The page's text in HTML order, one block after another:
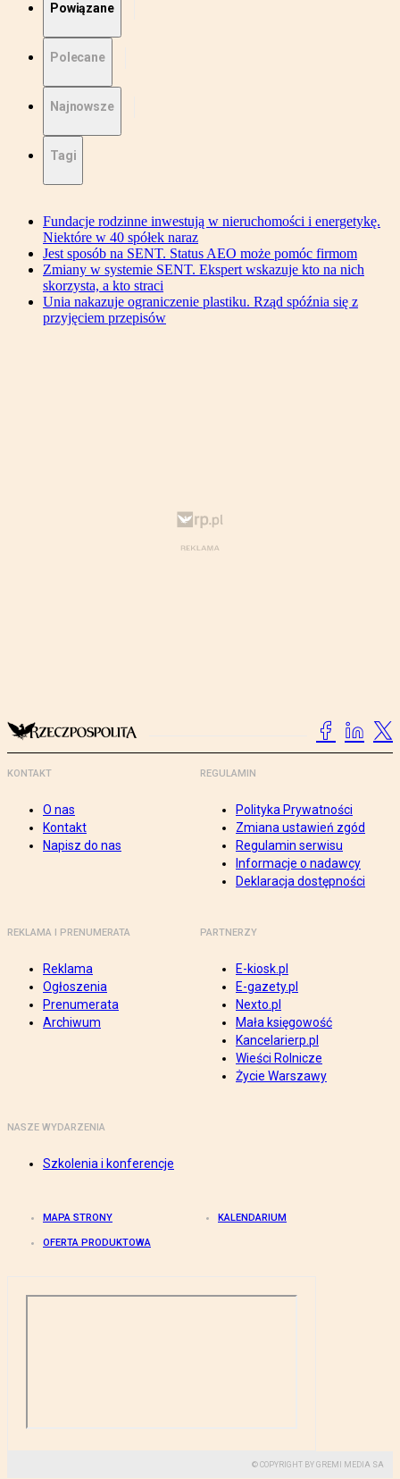
Powiązane
Polecane
Najnowsze
Tagi
Fundacje rodzinne inwestują w nieruchomości i energetykę.
Niektóre w 40 spółek naraz
Jest sposób na SENT. Status AEO może pomóc firmom
Zmiany w systemie SENT. Ekspert wskazuje kto na nich
skorzysta, a kto straci
Unia nakazuje ograniczenie plastiku. Rząd spóźnia się z
przyjęciem przepisów
KONTAKT
O nas
Kontakt
Napisz do nas
REGULAMIN
Polityka Prywatności
Zmiana ustawień zgód
Regulamin serwisu
Informacje o nadawcy
Deklaracja dostępności
REKLAMA I PRENUMERATA
Reklama
Ogłoszenia
Prenumerata
Archiwum
PARTNERZY
E-kiosk.pl
E-gazety.pl
Nexto.pl
Mała księgowość
Kancelarierp.pl
Wieści Rolnicze
Życie Warszawy
NASZE WYDARZENIA
Szkolenia i konferencje
MAPA STRONY KALENDARIUM
OFERTA PRODUKTOWA
© COPYRIGHT BY GREMI MEDIA SA